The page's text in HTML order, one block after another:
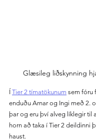
Glæsileg liðskynning
Í Tier 2 tímatökunum sem fóru
enduðu Arnar og Ingi með 2.
þar og eru því alveg líklegir til
horn að taka í Tier 2 deildinni
haust.